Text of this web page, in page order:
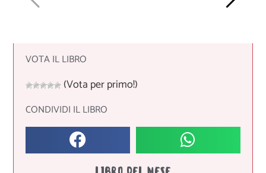
VOTA IL LIBRO
(Vota per primo!)
CONDIVIDI IL LIBRO